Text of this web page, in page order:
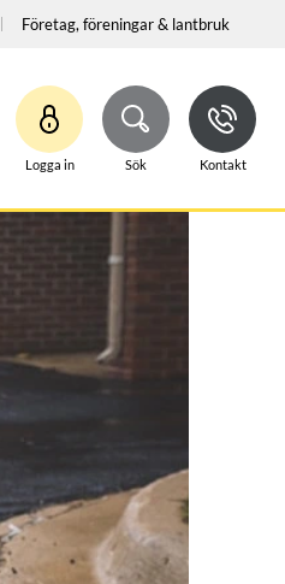
Företag, föreningar & lantbruk
Logga in Sök Kontakt